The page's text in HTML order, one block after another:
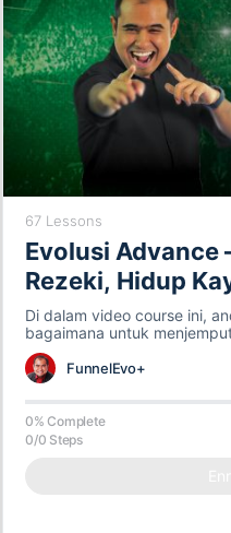
67 Lessons
Evolusi Advance
Rezeki, Hidup
Di dalam video course ini,
bagaimana untuk
hidup & bisnes anda. Dah
perkara tapi rezeki masih
hidup yang biasa ? Nak jadi
course ini adalah untuk anda
FunnelEvo+
0% Complete
0/0 Steps